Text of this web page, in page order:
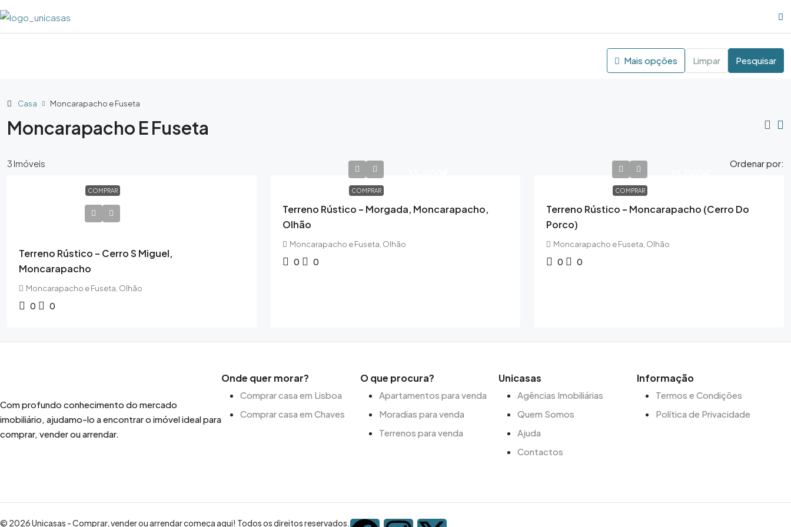
Mais opções Limpar Pesquisar
Casa Moncarapacho e Fuseta
Moncarapacho E Fuseta
3 Imóveis Ordenar por:
COMPRAR
Terreno Rústico – Cerro S Miguel,
Moncarapacho
Moncarapacho e Fuseta, Olhão
0 0
COMPRAR
Terreno Rústico – Morgada, Moncarapacho,
Olhão
Moncarapacho e Fuseta, Olhão
0 0
COMPRAR
Terreno Rústico – Moncarapacho (Cerro Do
Porco)
Moncarapacho e Fuseta, Olhão
0 0
Com profundo conhecimento do mercado
imobiliário, ajudamo-lo a encontrar o imóvel ideal para
comprar, vender ou arrendar.
Onde quer morar?
Comprar casa em Lisboa
Comprar casa em Chaves
O que procura?
Apartamentos para venda
Moradias para venda
Terrenos para venda
Unicasas
Agências Imobiliárias
Quem Somos
Ajuda
Contactos
Informação
Termos e Condições
Política de Privacidade
© 2026 Unicasas - Comprar, vender ou arrendar começa aqui! Todos os direitos reservados.